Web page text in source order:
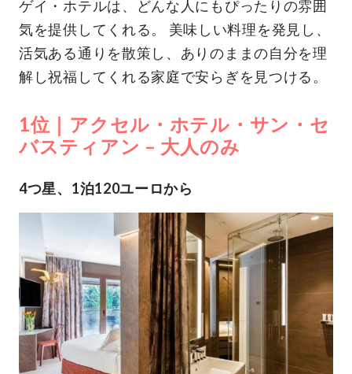
ゲイ・ホテルは、どんな人にもぴったりの雰囲
気を提供してくれる。 美味しい料理を発見し、
活気ある通りを散策し、ありのままの自分を理
解し祝福してくれる家庭で安らぎを見つける。
1位｜アクセル・ホテル・サン・セ
バスティアン – 大人のみ
4つ星、1泊120ユーロから